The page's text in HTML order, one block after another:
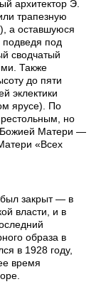
архитектор Э.
трапезную
а оставшуюся
подведя под
сводчатый
Также
до пяти
эклектики
ярусе). По
но
Божией Матери —
«Всех
был закрыт — в
власти, и в
образа в
в 1928 году,
время